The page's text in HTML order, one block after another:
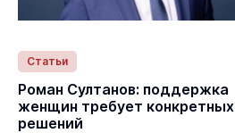
Статьи
Роман Султанов: поддержка
женщин требует конкретных
решений